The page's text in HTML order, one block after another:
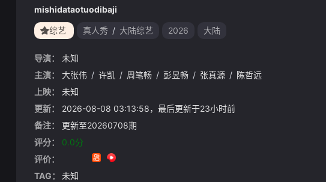
mishidataotuodibaji
综艺 真人秀 / 大陆综艺 2026 大陆
导演：
未知
主演：
大张伟 / 许凯 / 周笔畅 / 彭昱畅 / 张真源 / 陈哲远
上映：
未知
更新：
2026-08-08 03:13:58，最后更新于23小时前
备注：
更新至20260708期
评分：
0.0分
评价：
TAG：
未知